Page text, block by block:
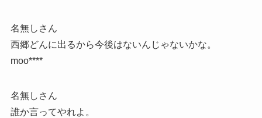
名無しさん
西郷どんに出るから今後はないんじゃないかな。
moo****
名無しさん
誰か言ってやれよ。